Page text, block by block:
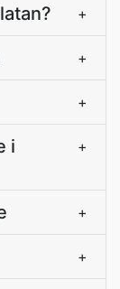
+
+
+
i
+
+
+